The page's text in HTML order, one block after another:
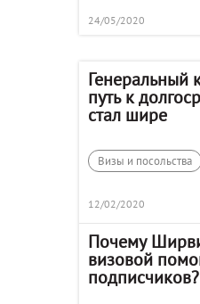
24/05/2020
Генеральный
путь к
стал шире
Визы и посольства
12/02/2020
Почему
визовой
подписчиков?